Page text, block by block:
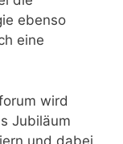
ebenso
eine
wird
Jubiläum
und dabei